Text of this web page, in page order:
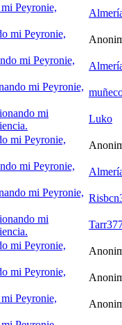
Peyronie,
mi Peyronie,
mi Peyronie,
mi Peyronie,
mi
Luko
mi Peyronie,
mi Peyronie,
mi Peyronie,
mi
mi Peyronie,
mi Peyronie,
Peyronie,